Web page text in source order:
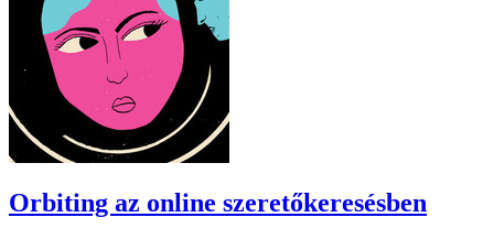
Orbiting az online szeretőkeresésben